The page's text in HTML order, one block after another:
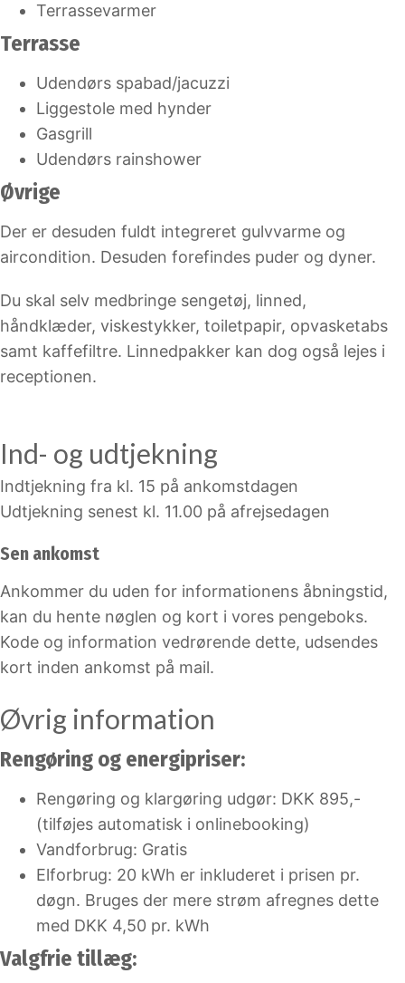
Terrassevarmer
Terrasse
Udendørs spabad/jacuzzi
Liggestole med hynder
Gasgrill
Udendørs rainshower
Øvrige
Der er desuden fuldt integreret gulvvarme og
aircondition. Desuden forefindes puder og dyner.
Du skal selv medbringe sengetøj, linned,
håndklæder, viskestykker, toiletpapir, opvasketabs
samt kaffefiltre. Linnedpakker kan dog også lejes i
receptionen.
Ind- og udtjekning
Indtjekning fra kl. 15 på ankomstdagen
Udtjekning senest kl. 11.00 på afrejsedagen
Sen ankomst
Ankommer du uden for informationens åbningstid,
kan du hente nøglen og kort i vores pengeboks.
Kode og information vedrørende dette, udsendes
kort inden ankomst på mail.
Øvrig information
Rengøring og energipriser:
Rengøring og klargøring udgør: DKK 895,-
(tilføjes automatisk i onlinebooking)
Vandforbrug: Gratis
Elforbrug: 20 kWh er inkluderet i prisen pr.
døgn. Bruges der mere strøm afregnes dette
med DKK 4,50 pr. kWh
Valgfrie tillæg: